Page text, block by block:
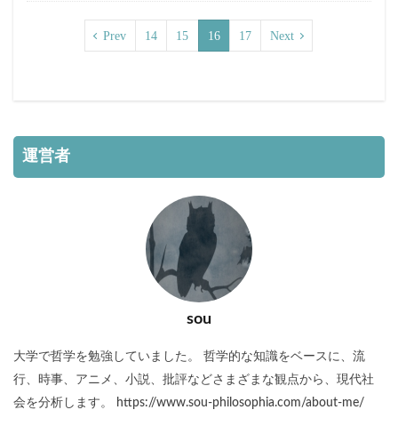
Prev 14 15 16 17 Next
運営者
sou
大学で哲学を勉強していました。 哲学的な知識をベースに、流
行、時事、アニメ、小説、批評などさまざまな観点から、現代社
会を分析します。 https://www.sou-philosophia.com/about-me/